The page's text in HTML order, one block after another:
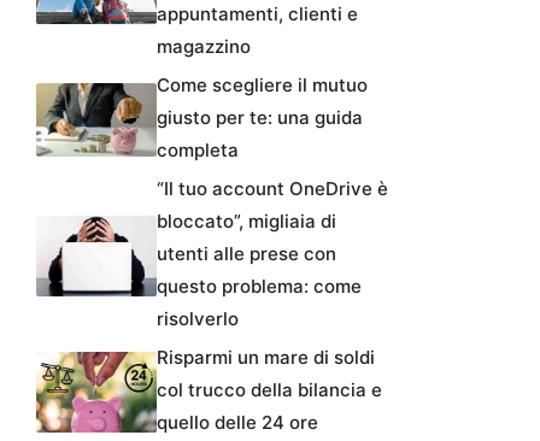
appuntamenti, clienti e
magazzino
Come scegliere il mutuo
giusto per te: una guida
completa
“Il tuo account OneDrive è
bloccato”, migliaia di
utenti alle prese con
questo problema: come
risolverlo
Risparmi un mare di soldi
col trucco della bilancia e
quello delle 24 ore